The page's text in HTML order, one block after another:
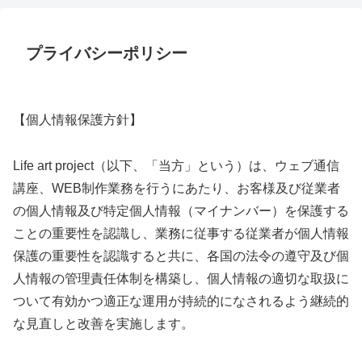
プライバシーポリシー
【個人情報保護方針】
Life art project（以下、「当方」という）は、ウェブ通信
講座、WEB制作業務を行うにあたり、お客様及び従業者
の個人情報及び特定個人情報（マイナンバー）を保護する
ことの重要性を認識し、業務に従事する従業者が個人情報
保護の重要性を認識すると共に、各国の法令の遵守及び個
人情報の管理責任体制を構築し、個人情報の適切な取扱に
ついて有効かつ適正な運用が持続的になされるよう継続的
な見直しと改善を実施します。